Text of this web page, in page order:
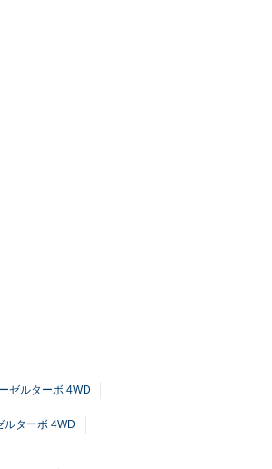
ゼルターボ 4WD
ルターボ 4WD